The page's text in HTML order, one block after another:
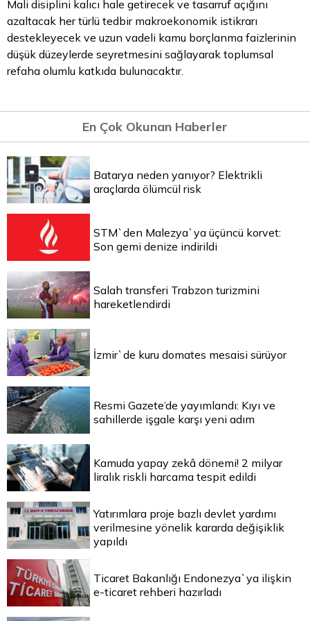
Mali disiplini kalıcı hale getirecek ve tasarruf açığını
azaltacak her türlü tedbir makroekonomik istikrarı
destekleyecek ve uzun vadeli kamu borçlanma faizlerinin
düşük düzeylerde seyretmesini sağlayarak toplumsal
refaha olumlu katkıda bulunacaktır.
En Çok Okunan Haberler
Batarya neden yanıyor? Elektrikli
araçlarda ölümcül risk
STM`den Malezya`ya üçüncü korvet:
Son gemi denize indirildi
Salah transferi Trabzon turizmini
hareketlendirdi
İzmir`de kuru domates mesaisi sürüyor
Resmi Gazete’de yayımlandı: Kıyı ve
sahillerde işgale karşı yeni adım
Kamuda yapay zekâ dönemi! 2 milyar
liralık riskli harcama tespit edildi
Yatırımlara proje bazlı devlet yardımı
verilmesine yönelik kararda değişiklik
yapıldı
Ticaret Bakanlığı Endonezya`ya ilişkin
e-ticaret rehberi hazırladı